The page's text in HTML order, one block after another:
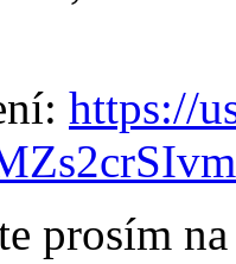
https://
prosím